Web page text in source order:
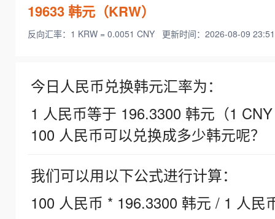
19633韩元（KRW）
反向汇率：1 KRW = 0.0051 CNY 更新时间：2026-08-09
今日人民币兑换韩元汇率为：
1 人民币等于 196.3300 韩元（1
100 人民币可以兑换成多少韩元呢？
我们可以用以下公式进行计算：
100 人民币 * 196.3300 韩元 / 1 人民